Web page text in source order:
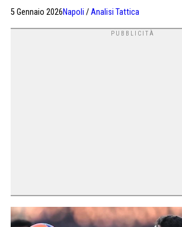
5 Gennaio 2026Napoli /Analisi Tattica